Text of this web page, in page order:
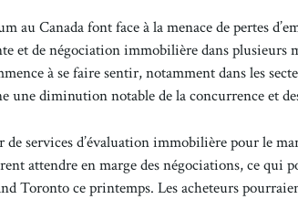
au Canada font face à la menace de pertes
et de négociation immobilière dans plusieurs
à se faire sentir, notamment dans les
diminution notable de la concurrence et
services d’évaluation immobilière pour le
attendre en marge des négociations, ce qui
Toronto ce printemps. Les acheteurs